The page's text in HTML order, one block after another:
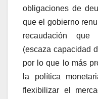
obligaciones de
que el gobierno
recaudación que
(escaza capacidad
por lo que lo más
la política
flexibilizar el